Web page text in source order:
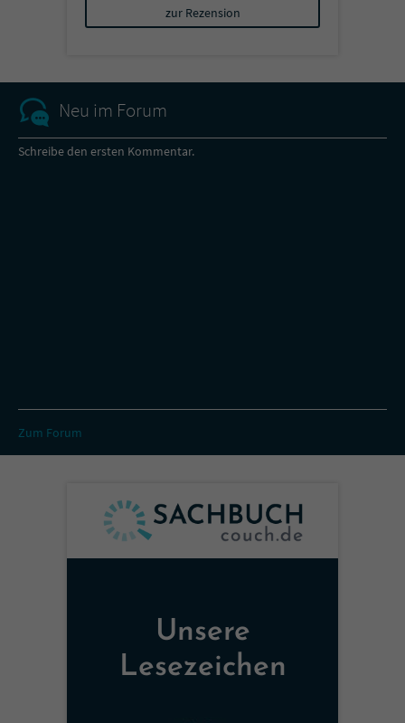
zur Rezension
Neu im Forum
Schreibe den ersten Kommentar.
Zum Forum
Unsere
Lesezeichen